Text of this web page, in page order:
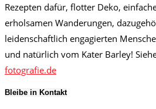
Rezepten dafür, flotter Deko,
erholsamen Wanderungen,
leidenschaftlich engagierten
und natürlich vom Kater Barley!
fotografie.de
Bleibe in Kontakt